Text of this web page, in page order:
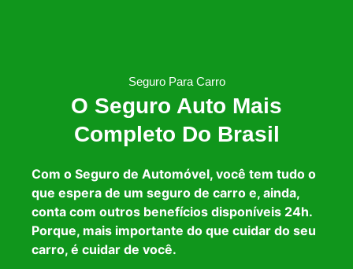
Seguro Para Carro
O Seguro Auto Mais
Completo Do Brasil
Com o Seguro de Automóvel, você tem tudo o
que espera de um seguro de carro e, ainda,
conta com outros benefícios disponíveis 24h.
Porque, mais importante do que cuidar do seu
carro, é cuidar de você.